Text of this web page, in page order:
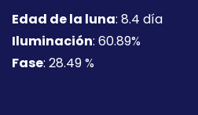
Edad de la luna: 8.4 día
Iluminación: 60.89%
Fase: 28.49 %